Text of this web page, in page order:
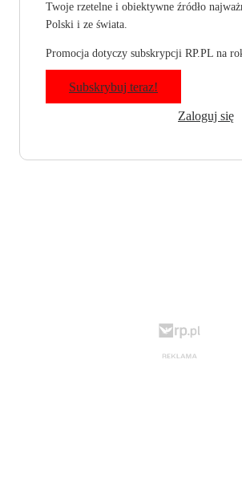
Twoje rzetelne i obiektywne źródło
Polski i ze świata.
Promocja dotyczy subskrypcji RP.PL na
Subskrybuj teraz!
Zaloguj się